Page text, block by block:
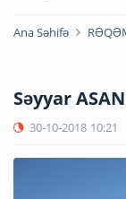
Ana Səhifə
Səyyar
30-10-2018 10:21